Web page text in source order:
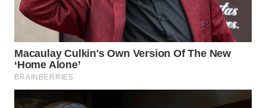
WAHANA
TANI
WAHANA
ADVOKAT
WAHANA